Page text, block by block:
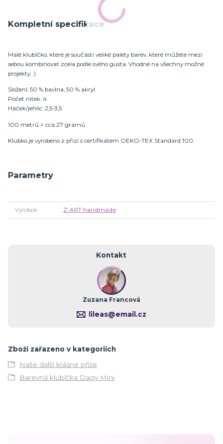
Kompletní specifikace
Malé klubíčko, které je součástí veliké palety barev, které můžete mezi
sebou kombinovat zcela podle svého gusta. Vhodné na všechny možné
projekty. :)
Složení: 50 % bavlna, 50 % akryl
Počet nitek: 4
Háček/jehlic: 2,5-3,5
100 metrů = cca 27 gramů
Klubko je vyrobeno z přízí s certifikátem OEKO-TEX Standard 100.
Parametry
Výrobce Z-ART handmade
Kontakt
Zuzana Francová
lileas@email.cz
Zboží zařazeno v kategoriích
Naše další krásné příze
Barevná klubíčka Daisy Mini